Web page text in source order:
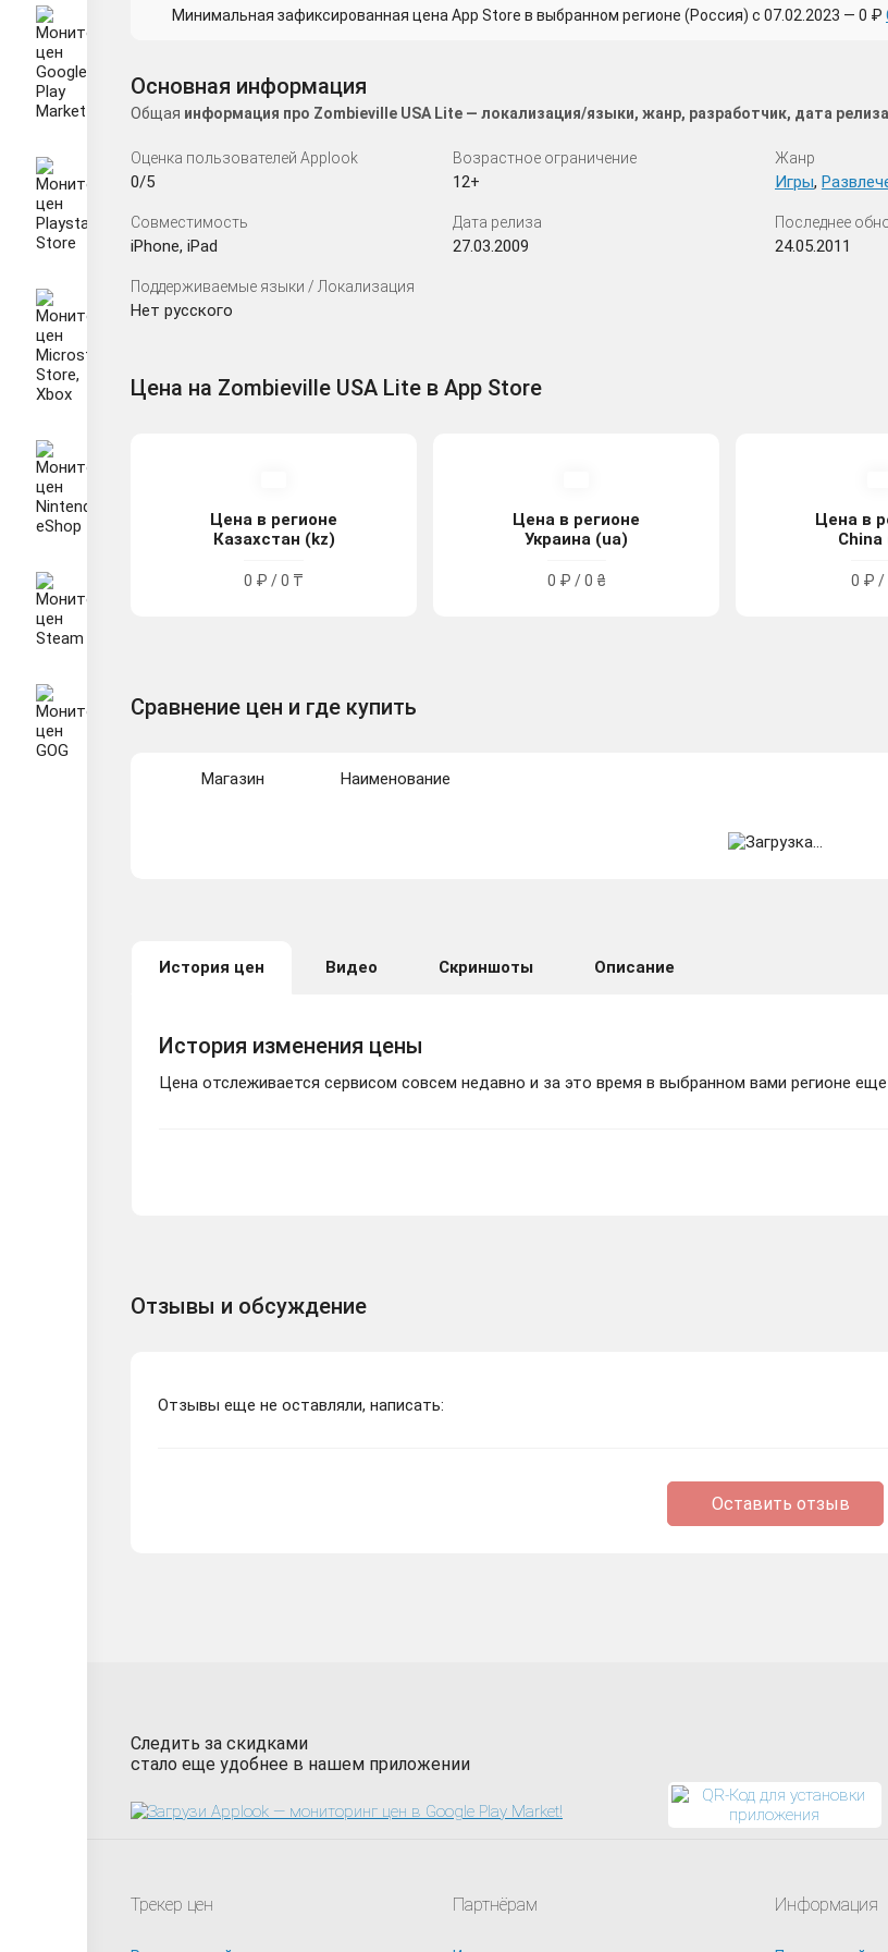
Минимальная зафиксированная цена App Store в выбранном регионе (Россия) с 07.02.2023 — 0 ₽
Основная информация
Общая информация про Zombieville USA Lite — локализация/языки, жанр, разработчик, дата
Оценка пользователей Applook
0/5
Возрастное ограничение
12+
Жанр
Игры,
Совместимость
iPhone, iPad
Дата релиза
27.03.2009
Последнее
24.05.2011
Поддерживаемые языки / Локализация
Нет русского
Цена на Zombieville USA Lite в App Store
Цена в регионе
Казахстан (kz)
0 ₽ / 0 ₸
Цена в регионе
Украина (ua)
0 ₽ / 0 ₴
Цена в
China
0 ₽ /
Сравнение цен и где купить
Магазин Наименование
История цен Видео Скриншоты Описание
История изменения цены
Цена отслеживается сервисом совсем недавно и за это время в выбранном вами регионе
Отзывы и обсуждение
Отзывы еще не оставляли, написать:
Оставить отзыв
Следить за скидками
стало еще удобнее в нашем приложении
Трекер цен Партнёрам Информация